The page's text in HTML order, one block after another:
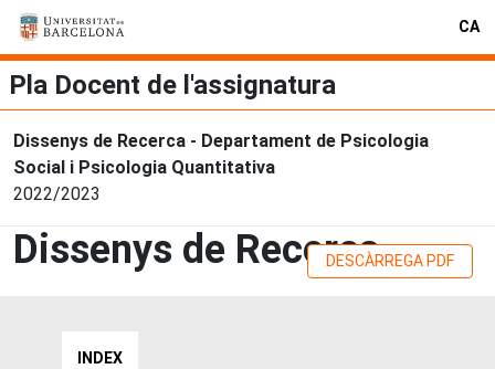
CA
Pla Docent de l'assignatura
Dissenys de Recerca - Departament de Psicologia
Social i Psicologia Quantitativa
2022/2023
Dissenys de RecercaDESCÀRREGA PDF
INDEX